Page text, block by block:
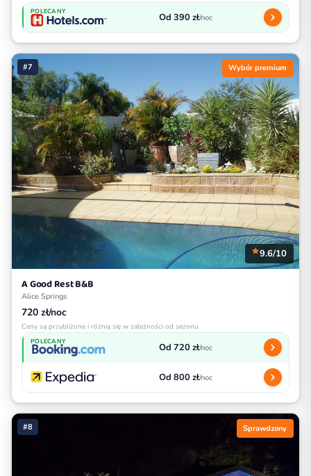
POLECANY Od 390 zł/noc
#7 Wybór premium
9.6/10
A Good Rest B&B
Alice Springs
720 zł/noc
Ceny są przybliżone i różnią się w zależności od sezonu
POLECANY Od 720 zł/noc
Od 800 zł/noc
#8 Sprawdzony